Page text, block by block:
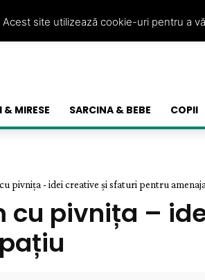
& MIRESE SARCINA & BEBE COPII
pivnița - idei creative și sfaturi pentru
cu pivnița –
Acest site utilizează cookie-uri pentru a